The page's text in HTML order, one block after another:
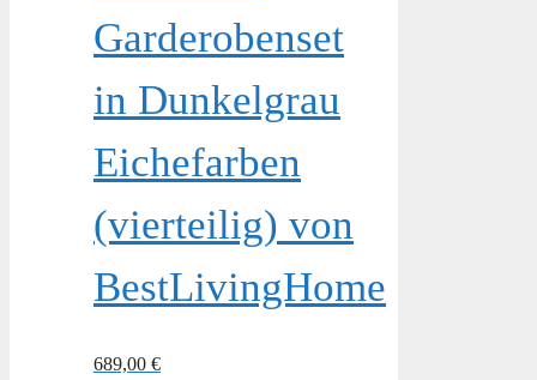
Garderobenset
in Dunkelgrau
Eichefarben
(vierteilig) von
BestLivingHome
689,00 €